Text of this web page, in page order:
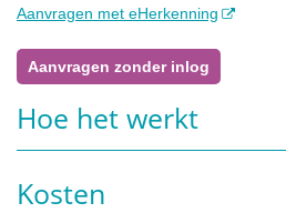
Aanvragen met eHerkenning
Aanvragen zonder inlog
Hoe het werkt
Kosten